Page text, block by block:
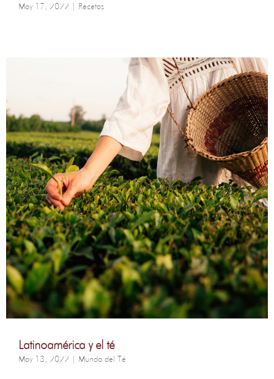
May 17, 2022 | Recetas
Latinoamérica y el té
May 13, 2022 | Mundo del Té